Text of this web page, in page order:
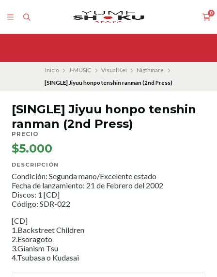
0
Inicio J-MUSIC Visual Kei
Nigthmare
[SINGLE] Jiyuu honpo tenshin ranman (2nd Press)
[SINGLE] Jiyuu honpo tenshin
ranman (2nd Press)
PRECIO
$5.000
DESCRIPCIÓN
Condición: Segunda mano/Excelente estado
Fecha de lanzamiento: 21 de Febrero del 2002
Discos: 1 [CD]
Código: SDR-022
[CD]
1.Backstreet Children
2.Esoragoto
3.Gianism Tsu
4.Tsubasa o Kudasai